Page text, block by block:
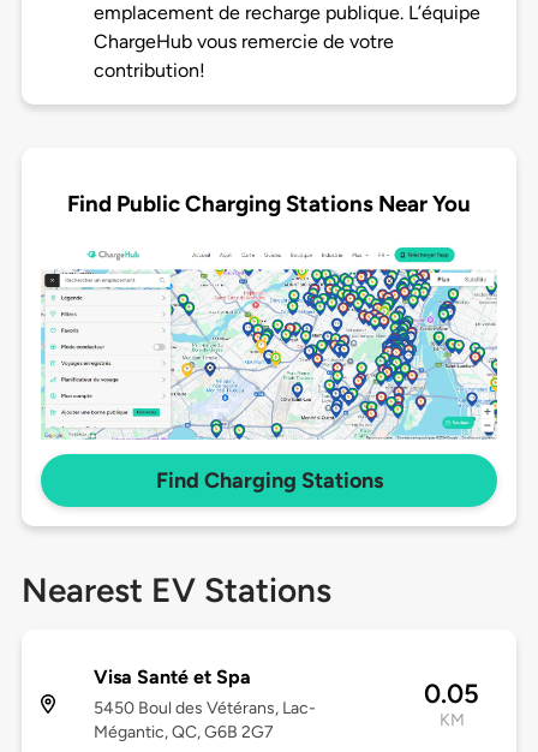
emplacement de recharge publique. L’équipe
ChargeHub vous remercie de votre
contribution!
Find Public Charging Stations Near You
Find Charging Stations
Nearest EV Stations
Visa Santé et Spa
5450 Boul des Vétérans, Lac-
Mégantic, QC, G6B 2G7
0.05
KM